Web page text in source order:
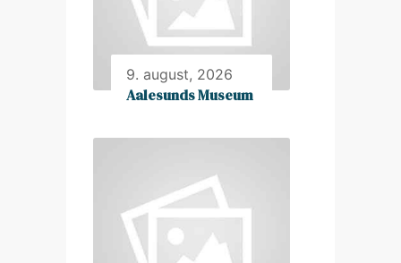
9. august, 2026
Aalesunds Museum